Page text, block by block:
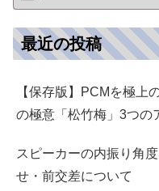
最近の投稿
【保存版】PCMを極上
の極意「松竹梅」3つの
スピーカーの内振り角
せ・前交差について